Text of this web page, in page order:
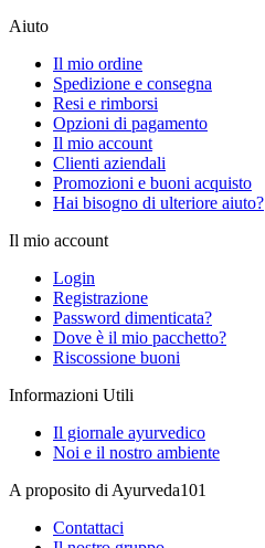
Aiuto
Il mio ordine
Spedizione e consegna
Resi e rimborsi
Opzioni di pagamento
Il mio account
Clienti aziendali
Promozioni e buoni acquisto
Hai bisogno di ulteriore aiuto?
Il mio account
Login
Registrazione
Password dimenticata?
Dove è il mio pacchetto?
Riscossione buoni
Informazioni Utili
Il giornale ayurvedico
Noi e il nostro ambiente
A proposito di Ayurveda101
Contattaci